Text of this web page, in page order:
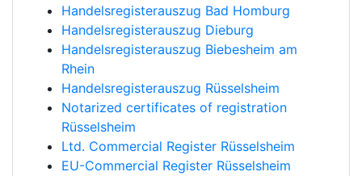
Handelsregisterauszug Bad Homburg
Handelsregisterauszug Dieburg
Handelsregisterauszug Biebesheim am
Rhein
Handelsregisterauszug Rüsselsheim
Notarized certificates of registration
Rüsselsheim
Ltd. Commercial Register Rüsselsheim
EU-Commercial Register Rüsselsheim